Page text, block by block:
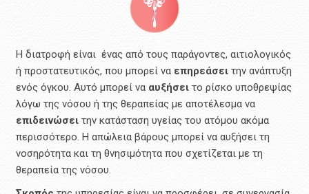
Η διατροφή είναι ένας από τους παράγοντες, αιτιολογικός
ή προστατευτικός, που μπορεί να επηρεάσειτην ανάπτυξη
ενός όγκου. Αυτό μπορεί να αυξήσειτο ρίσκο υποθρεψίας
λόγω της νόσου ή της θεραπείας με αποτέλεσμα να
επιδεινώσειτην κατάσταση υγείας του ατόμου ακόμα
περισσότερο. Η απώλεια βάρους μπορεί να αυξήσει τη
νοσηρότητα και τη θνησιμότητα που σχετίζεται με τη
θεραπεία της νόσου.